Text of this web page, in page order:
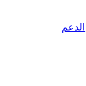
الدعم